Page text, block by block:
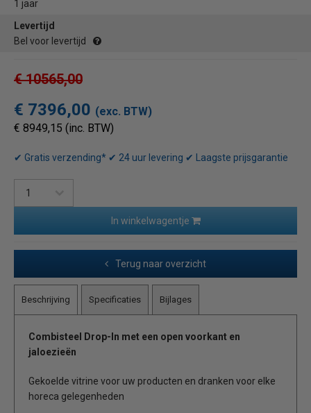
1 jaar
Levertijd
Bel voor levertijd
€ 10565,00
€ 7396,00 (exc. BTW)
€ 8949,15 (inc. BTW)
✔ Gratis verzending* ✔ 24 uur levering ✔ Laagste prijsgarantie
In winkelwagentje
Terug naar overzicht
Beschrijving Specificaties Bijlages
Combisteel Drop-In met een open voorkant en
jaloezieën
Gekoelde vitrine voor uw producten en dranken voor elke
horeca gelegenheden